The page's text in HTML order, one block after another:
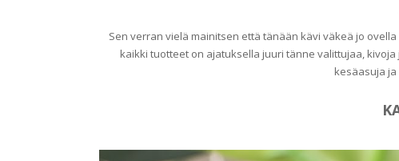
Sen verran vielä mainitsen että tänään kävi väkeä jo
kaikki tuotteet on ajatuksella juuri tänne valittujaa,
kesäasuja